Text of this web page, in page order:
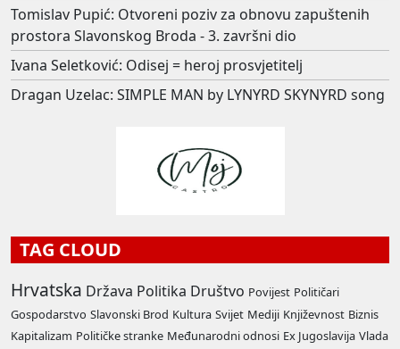
Tomislav Pupić: Otvoreni poziv za obnovu zapuštenih
prostora Slavonskog Broda - 3. završni dio
Ivana Seletković: Odisej = heroj prosvjetitelj
Dragan Uzelac: SIMPLE MAN by LYNYRD SKYNYRD song
TAG CLOUD
Hrvatska Država Politika Društvo Povijest Političari
Gospodarstvo Slavonski Brod Kultura Svijet Mediji Književnost Biznis
Kapitalizam Političke stranke Međunarodni odnosi Ex Jugoslavija Vlada